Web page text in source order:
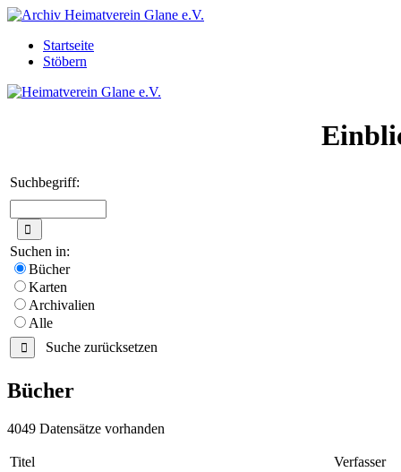
Startseite
Stöbern
Suchbegriff:
Suchen in:
Bücher
Karten
Archivalien
Alle
Suche zurücksetzen
Bücher
4049 Datensätze vorhanden
Titel
Verfasser